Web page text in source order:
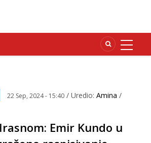
22 Sep, 2024 - 15:40 / Uredio: Amina /
Emir Kundo u